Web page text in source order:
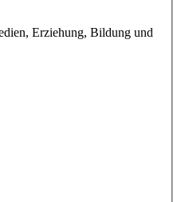
Erziehung, Bildung und